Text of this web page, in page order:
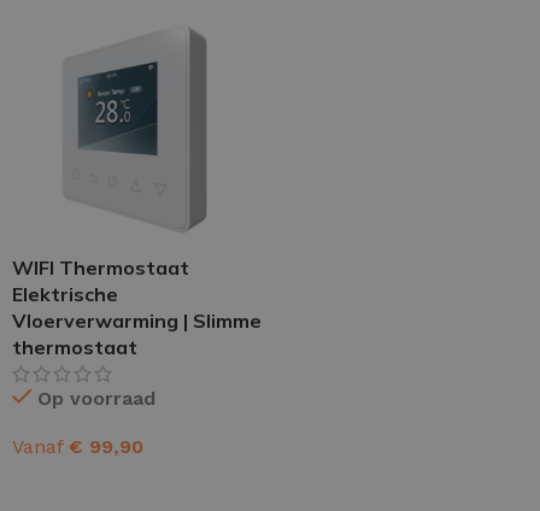
WIFI Thermostaat
Elektrische
Vloerverwarming | Slimme
thermostaat
Op voorraad
Vanaf € 99,90